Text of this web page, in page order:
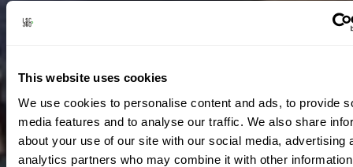
This website uses cookies
We use cookies to personalise content and ads, to provide
media features and to analyse our traffic. We also share
about your use of our site with our social media, advertising
analytics partners who may combine it with other